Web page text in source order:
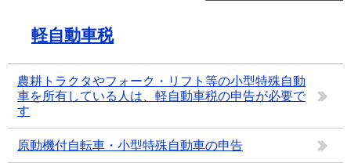
軽自動車税
農耕トラクタやフォーク・リフト等の小型特殊自動
車を所有している人は、軽自動車税の申告が必要で
す
原動機付自転車・小型特殊自動車の申告